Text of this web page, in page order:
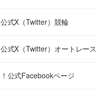
式X（Twitter）競輪
式X（Twitter）オートレース
公式Facebookページ